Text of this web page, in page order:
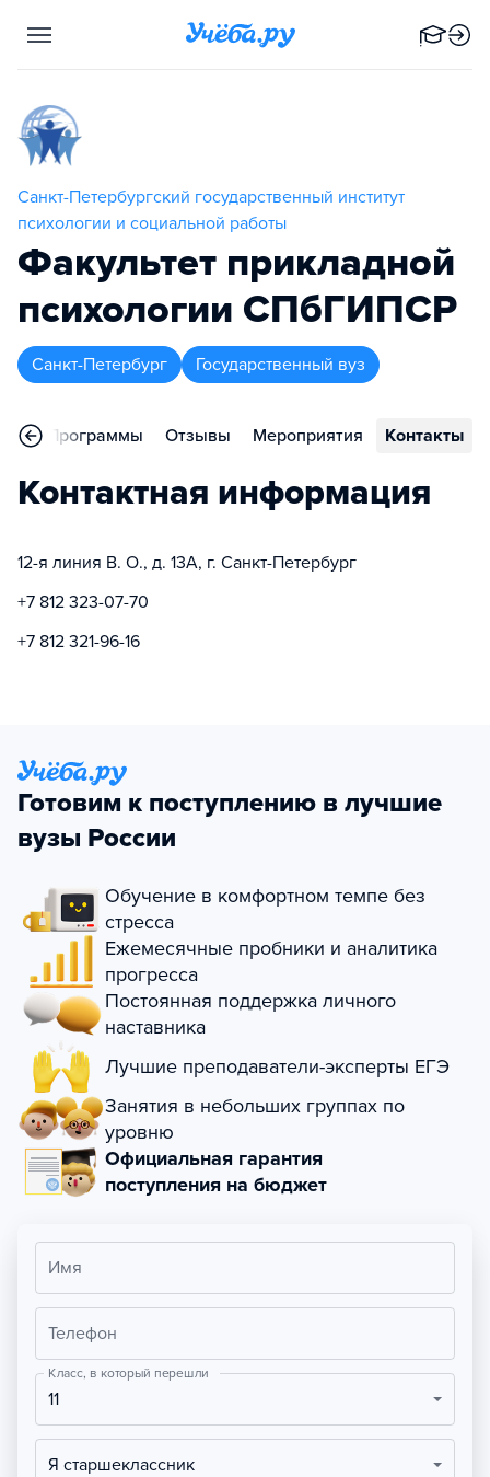
Санкт-Петербургский государственный институт
психологии и социальной работы
Факультет прикладной
психологии СПбГИПСР
Санкт-Петербург Государственный вуз
Программы Отзывы Мероприятия Контакты
Контактная информация
12-я линия В. О., д. 13А, г. Санкт-Петербург
+7 812 323-07-70
+7 812 321-96-16
Готовим к поступлению в лучшие
вузы России
Обучение в комфортном темпе без
стресса
Ежемесячные пробники и аналитика
прогресса
Постоянная поддержка личного
наставника
Лучшие преподаватели-эксперты ЕГЭ
Занятия в небольших группах по
уровню
Официальная гарантия
поступления на бюджет
Имя
Телефон
Класс, в который перешли
11
Я старшеклассник